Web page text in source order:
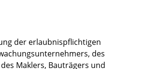
der erlaubnispflichtigen
des
Maklers, Bauträgers und